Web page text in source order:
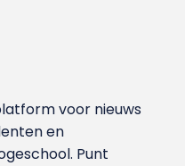
voor nieuws
en
Punt